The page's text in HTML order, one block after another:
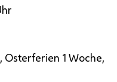
1 Woche,